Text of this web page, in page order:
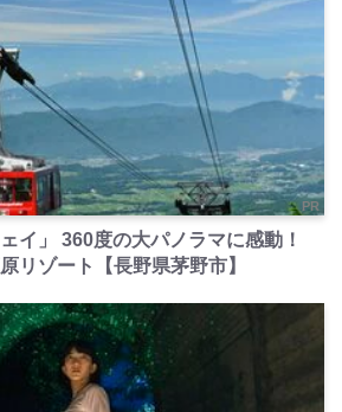
PR
イ」 360度の大パノラマに感動！
リゾート【長野県茅野市】